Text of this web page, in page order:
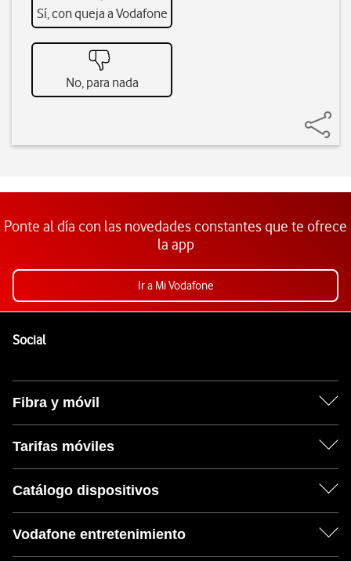
Sí, con queja a Vodafone
No, para nada
Ponte al día con las novedades constantes que te ofrece
la app
Ir a Mi Vodafone
SocialEnlaces a las redes sociales de Vodafone
Fibra y móvil
Tarifas móviles
Catálogo dispositivos
Vodafone entretenimiento